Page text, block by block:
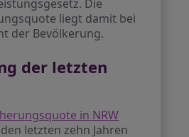
Die
liegt damit bei
der Bevölkerung.
der letzten
in NRW
letzten zehn Jahren